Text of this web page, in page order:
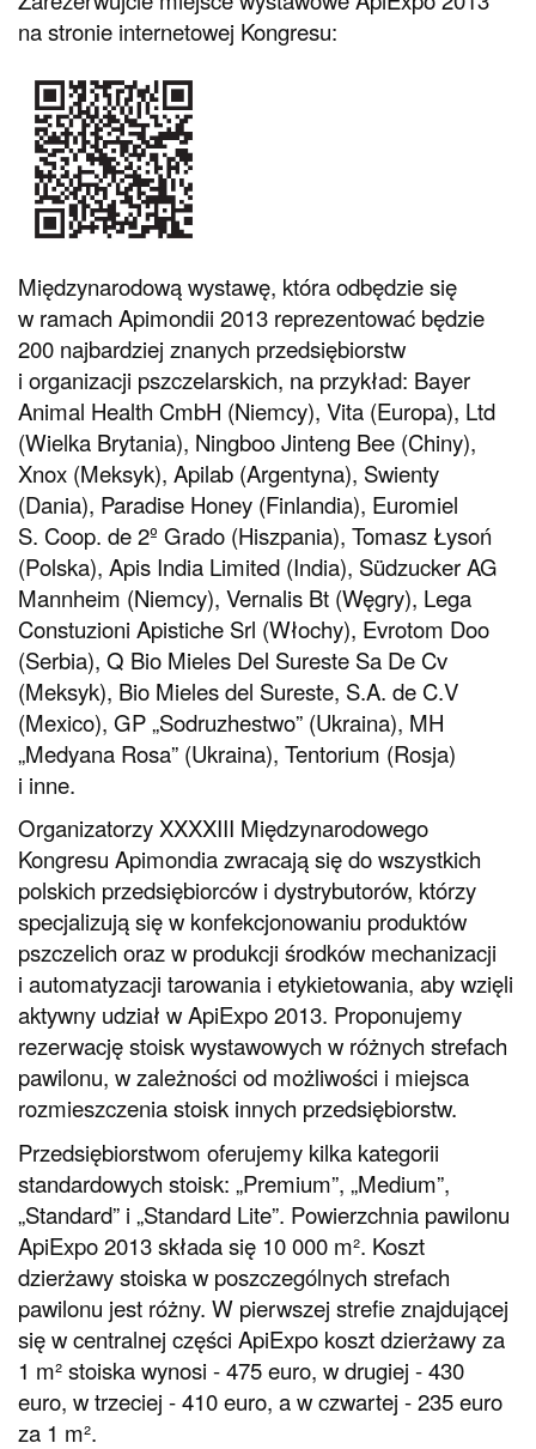
na stronie internetowej Kongresu:
Międzynarodową wystawę, która odbędzie się
w ramach Apimondii 2013 reprezentować będzie
200 najbardziej znanych przedsiębiorstw
i organizacji pszczelarskich, na przykład: Bayer
Animal Health CmbH (Niemcy), Vita (Europa), Ltd
(Wielka Brytania), Ningboo Jinteng Bee (Chiny),
Xnox (Meksyk), Apilab (Argentyna), Swienty
(Dania), Paradise Honey (Finlandia), Euromiel
S. Coop. de 2º Grado (Hiszpania), Tomasz Łysoń
(Polska), Apis India Limited (India), Südzucker AG
Mannheim (Niemcy), Vernalis Bt (Węgry), Lega
Constuzioni Apistiche Srl (Włochy), Evrotom Doo
(Serbia), Q Bio Mieles Del Sureste Sa De Cv
(Meksyk), Bio Mieles del Sureste, S.A. de C.V
(Mexico), GP „Sodruzhestwo” (Ukraina), MH
„Medyana Rosa” (Ukraina), Tentorium (Rosja)
i inne.
Organizatorzy XXXXIII Międzynarodowego
Kongresu Apimondia zwracają się do wszystkich
polskich przedsiębiorców i dystrybutorów, którzy
specjalizują się w konfekcjonowaniu produktów
pszczelich oraz w produkcji środków mechanizacji
i automatyzacji tarowania i etykietowania, aby wzięli
aktywny udział w ApiExpo 2013. Proponujemy
rezerwację stoisk wystawowych w różnych strefach
pawilonu, w zależności od możliwości i miejsca
rozmieszczenia stoisk innych przedsiębiorstw.
Przedsiębiorstwom oferujemy kilka kategorii
standardowych stoisk: „Premium”, „Medium”,
„Standard” i „Standard Lite”. Powierzchnia pawilonu
ApiExpo 2013 składa się 10 000 m². Koszt
dzierżawy stoiska w poszczególnych strefach
pawilonu jest różny. W pierwszej strefie znajdującej
się w centralnej części ApiExpo koszt dzierżawy za
1 m² stoiska wynosi - 475 euro, w drugiej - 430
euro, w trzeciej - 410 euro, a w czwartej - 235 euro
za 1 m².